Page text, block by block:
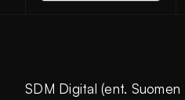
SDM Digital (ent. Suomen